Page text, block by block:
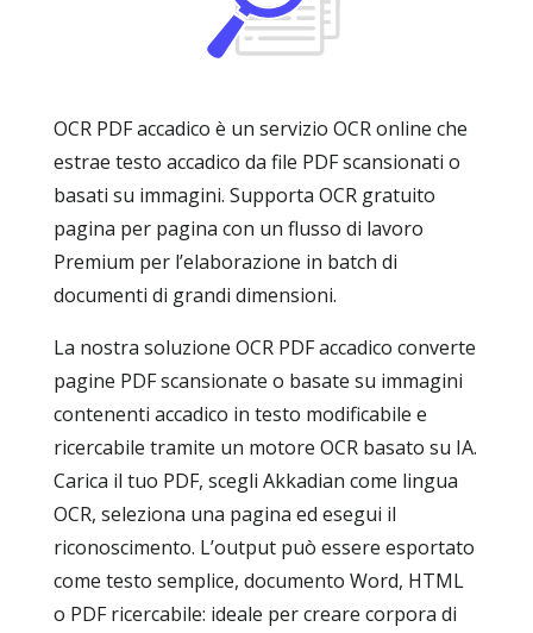
OCR PDF accadico è un servizio OCR online che
estrae testo accadico da file PDF scansionati o
basati su immagini. Supporta OCR gratuito
pagina per pagina con un flusso di lavoro
Premium per l’elaborazione in batch di
documenti di grandi dimensioni.
La nostra soluzione OCR PDF accadico converte
pagine PDF scansionate o basate su immagini
contenenti accadico in testo modificabile e
ricercabile tramite un motore OCR basato su IA.
Carica il tuo PDF, scegli Akkadian come lingua
OCR, seleziona una pagina ed esegui il
riconoscimento. L’output può essere esportato
come testo semplice, documento Word, HTML
o PDF ricercabile: ideale per creare corpora di